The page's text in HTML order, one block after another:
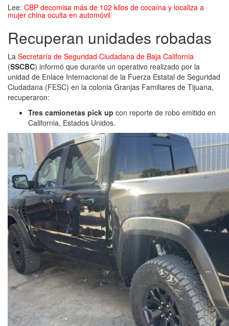
Lee: CBP decomisa más de 102 kilos de cocaína y localiza a
mujer china oculta en automóvil
Recuperan unidades robadas
La Secretaría de Seguridad Ciudadana de Baja California
(SSCBC) informó que durante un operativo realizado por la
unidad de Enlace Internacional de la Fuerza Estatal de Seguridad
Ciudadana (FESC) en la colonia Granjas Familiares de Tijuana,
recuperaron:
Tres camionetas pick up con reporte de robo emitido en
California, Estados Unidos.